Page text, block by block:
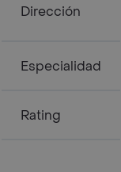
Dirección
Especialidad
Rating